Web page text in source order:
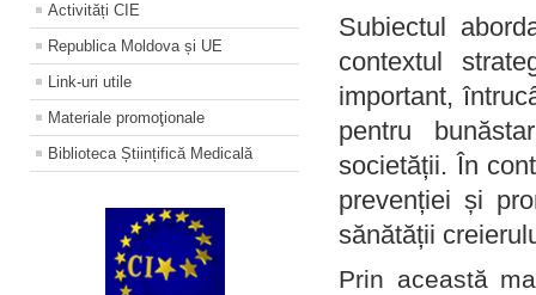
Activități CIE
Republica Moldova și UE
Link-uri utile
Materiale promoţionale
Biblioteca Științifică Medicală
Subiectul
contextul
important,
pentru
societății. În
prevenției și
sănătății
Prin această